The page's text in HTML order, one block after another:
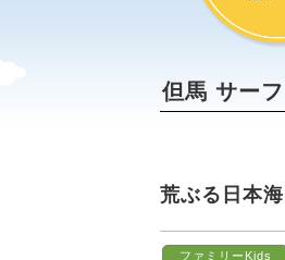
但馬 サー
荒ぶる日本
ファミリーKids